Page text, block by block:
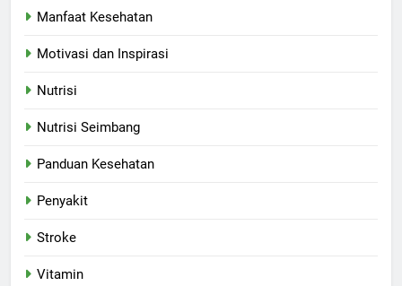
Manfaat Kesehatan
Motivasi dan Inspirasi
Nutrisi
Nutrisi Seimbang
Panduan Kesehatan
Penyakit
Stroke
Vitamin